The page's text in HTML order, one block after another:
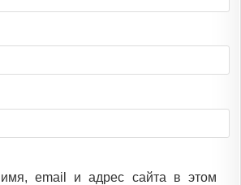
email и адрес сайта в этом